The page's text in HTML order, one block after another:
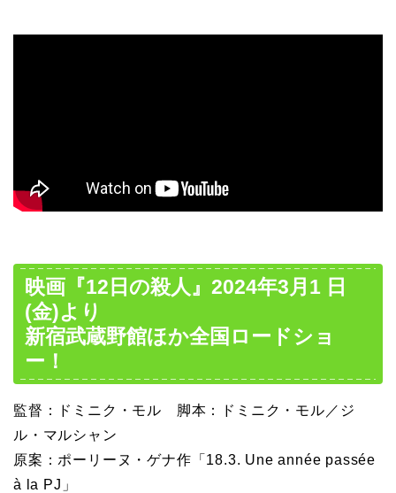
映画『12日の殺人』2024年3月1 日
(金)より
新宿武蔵野館ほか全国ロードショ
ー！
監督：ドミニク・モル 脚本：ドミニク・モル／ジ
ル・マルシャン
原案：ポーリーヌ・ゲナ作「18.3. Une année passée
à la PJ」